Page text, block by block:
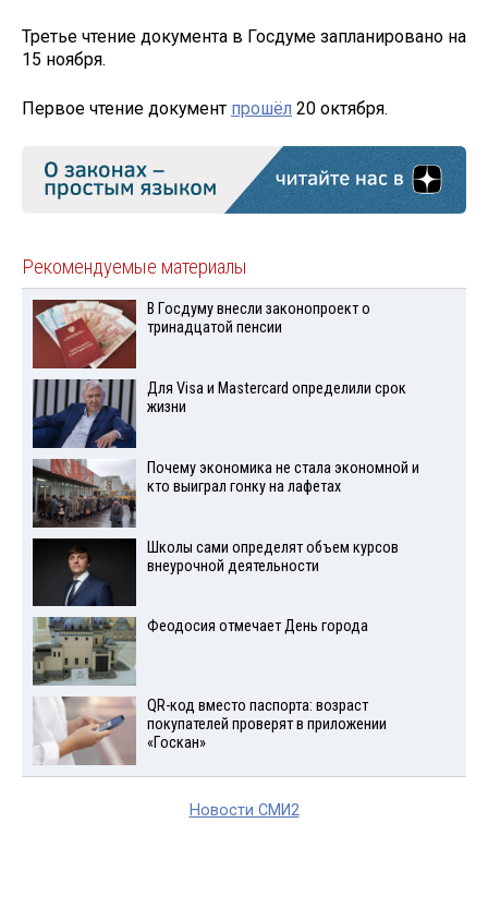
Третье чтение документа в Госдуме запланировано на
15 ноября.
Первое чтение документ прошёл 20 октября.
Рекомендуемые материалы
В Госдуму внесли законопроект о
тринадцатой пенсии
Для Visа и Mastercard определили срок
жизни
Почему экономика не стала экономной и
кто выиграл гонку на лафетах
Школы сами определят объем курсов
внеурочной деятельности
Феодосия отмечает День города
QR-код вместо паспорта: возраст
покупателей проверят в приложении
«Госкан»
Новости СМИ2